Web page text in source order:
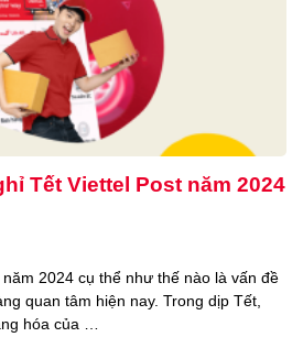
Tết Viettel Post năm 2024
2024 cụ thể như thế nào là vấn đề
quan tâm hiện nay. Trong dịp Tết,
hóa của …